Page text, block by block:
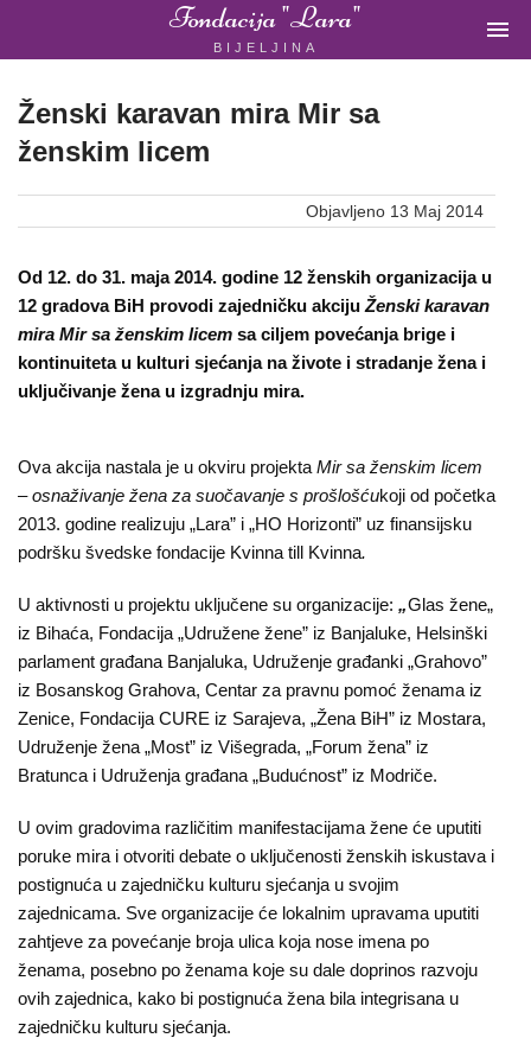
Fondacija "Lara"
BIJELJINA

ORGANIZACIJA
BIH
"Lara"
Bijeljina
O
nama
Aktuelnosti
Mir
ženskim
licem
Sigurna
Pravna
pomoć
Antitrafiking
Kampanje
Ženski karavan mira Mir sa
ženskim licem
Objavljeno 13 Maj 2014
Od 12. do 31. maja 2014. godine 12 ženskih organizacija u
12 gradova BiH provodi zajedničku akciju Ženski karavan
mira Mir sa ženskim licem sa ciljem povećanja brige i
kontinuiteta u kulturi sjećanja na živote i stradanje žena i
uključivanje žena u izgradnju mira.
Ova akcija nastala je u okviru projekta Mir sa ženskim licem
– osnaživanje žena za suočavanje s prošlošćukoji od početka
2013. godine realizuju „Lara” i „HO Horizonti” uz finansijsku
podršku švedske fondacije Kvinna till Kvinna.
U aktivnosti u projektu uključene su organizacije: „Glas žene„
iz Bihaća, Fondacija „Udružene žene” iz Banjaluke, Helsinški
parlament građana Banjaluka, Udruženje građanki „Grahovo”
iz Bosanskog Grahova, Centar za pravnu pomoć ženama iz
Zenice, Fondacija CURE iz Sarajeva, „Žena BiH” iz Mostara,
Udruženje žena „Most” iz Višegrada, „Forum žena” iz
Bratunca i Udruženja građana „Budućnost” iz Modriče.
U ovim gradovima različitim manifestacijama žene će uputiti
poruke mira i otvoriti debate o uključenosti ženskih iskustava i
postignuća u zajedničku kulturu sjećanja u svojim
zajednicama. Sve organizacije će lokalnim upravama uputiti
zahtjeve za povećanje broja ulica koja nose imena po
ženama, posebno po ženama koje su dale doprinos razvoju
ovih zajednica, kako bi postignuća žena bila integrisana u
zajedničku kulturu sjećanja.